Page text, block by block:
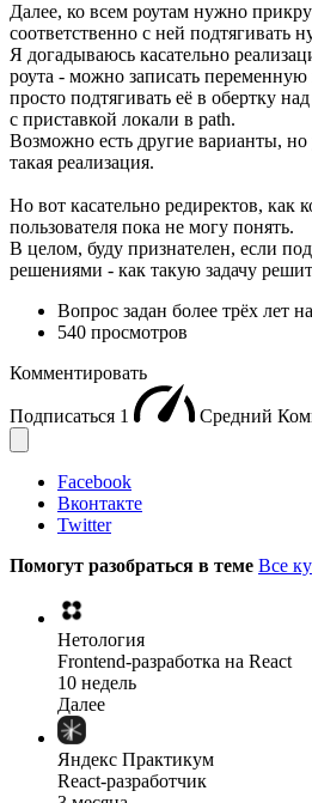
Далее, ко всем роутам нужно
соответственно с ней подтягивать
Я догадываюсь касательно
роута - можно записать переменную
просто подтягивать её в обертку
с приставкой локали в path.
Возможно есть другие варианты,
такая реализация.
Но вот касательно редиректов, как
пользователя пока не могу понять.
В целом, буду признателен, если
решениями - как такую задачу
Вопрос задан более трёх лет
540 просмотров
Комментировать
Подписаться 1 Средний
Facebook
Вконтакте
Twitter
Помогут разобраться в теме Все
Нетология
Frontend-разработка на React
10 недель
Далее
Яндекс Практикум
React-разработчик